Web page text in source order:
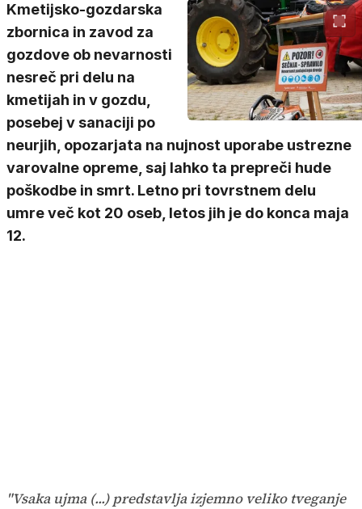
Kmetijsko-gozdarska
zbornica in zavod za
gozdove ob nevarnosti
nesreč pri delu na
kmetijah in v gozdu,
posebej v sanaciji po
neurjih, opozarjata na nujnost uporabe ustrezne
varovalne opreme, saj lahko ta prepreči hude
poškodbe in smrt. Letno pri tovrstnem delu
umre več kot 20 oseb, letos jih je do konca maja
12.
"Vsaka ujma (...) predstavlja izjemno veliko tveganje